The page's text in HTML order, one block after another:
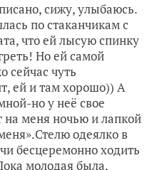
сижу, улыбаюсь.
по стаканчикам с
что ей лысую спинку
Но ей самой
сейчас чуть
ей и там хорошо)) А
но у неё свое
на меня ночью и лапкой
одеялко в
бесцеремонно ходить
молодая была,